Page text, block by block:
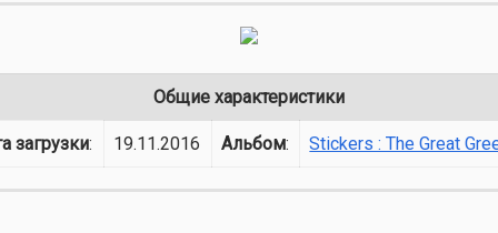
Общие характеристики
загрузки: 19.11.2016 Альбом: Stickers : The Great